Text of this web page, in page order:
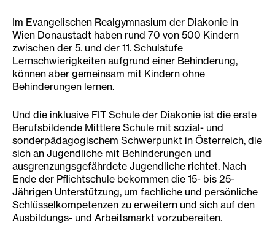
Im Evangelischen Realgymnasium der Diakonie in
Wien Donaustadt haben rund 70 von 500 Kindern
zwischen der 5. und der 11. Schulstufe
Lernschwierigkeiten aufgrund einer Behinderung,
können aber gemeinsam mit Kindern ohne
Behinderungen lernen.
Und die inklusive FIT Schule der Diakonie ist die erste
Berufsbildende Mittlere Schule mit sozial- und
sonderpädagogischem Schwerpunkt in Österreich, die
sich an Jugendliche mit Behinderungen und
ausgrenzungsgefährdete Jugendliche richtet. Nach
Ende der Pflichtschule bekommen die 15- bis 25-
Jährigen Unterstützung, um fachliche und persönliche
Schlüsselkompetenzen zu erweitern und sich auf den
Ausbildungs- und Arbeitsmarkt vorzubereiten.